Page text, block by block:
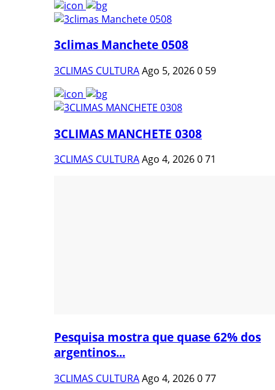
3climas Manchete 0508
3CLIMAS CULTURAAgo 5, 20260 59
3CLIMAS MANCHETE 0308
3CLIMAS CULTURAAgo 4, 2026071
Pesquisa mostra que quase 62% dos
argentinos...
3CLIMAS CULTURAAgo 4, 2026077